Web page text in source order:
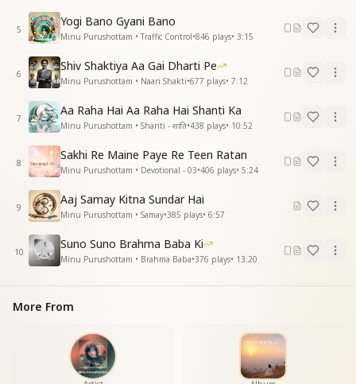
कौन है हिन्दू कौन मुसलमान
एक पिता की है रूहानी संतान
कौन है हिन्दू कौन मुसलमान
एक पिता की है रूहानी संतान
भाई भाई की ओ ओ ओ ओ ओ
भाई भाई की दृष्टी बना लो
जग में फिर से शांति फैला दो
ज्योति जगालो अंधेरा मिटा दो
ज्योति जगालो अंधेरा मिटा दो
शिव को अपने दिल में बसा लो
शिव को अपने दिल में बसा लो
दिल में बसा लो
ज्योति जगालो अंधेरा मिटा दो
ज्योति जगालो अंधेरा मिटा दो
ज्योति जगालो अंधेरा मिटा दो
ज्योति जगालो
5
Yogi Bano Gyani Bano
Minu Purushottam • Traffic Control•846 plays• 3:15
6
Shiv Shaktiya Aa Gai Dharti Pe
Minu Purushottam • Naari Shakti•677 plays• 7:12
7
Aa Raha Hai Aa Raha Hai Shanti Ka
Minu Purushottam • Shanti - शांति•438 plays• 10:52
8
Sakhi Re Maine Paye Re Teen Ratan
Minu Purushottam • Devotional - 03•406 plays• 5:24
9
Aaj Samay Kitna Sundar Hai
Minu Purushottam • Samay•385 plays• 6:57
10
Suno Suno Brahma Baba Ki
Minu Purushottam • Brahma Baba•376 plays• 13:20
More From